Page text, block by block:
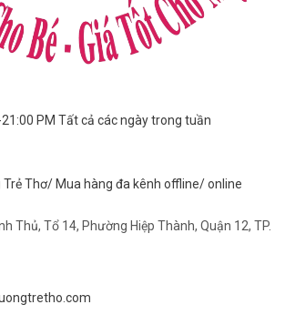
21:00 PM Tất cả các ngày trong tuần
Thơ/ Mua hàng đa kênh offline/ online
Thủ, Tổ 14, Phường Hiệp Thành, Quận 12, TP.